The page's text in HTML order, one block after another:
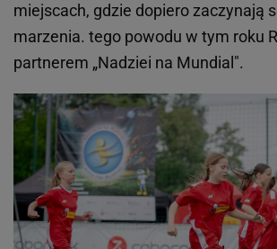
miejscach, gdzie dopiero zaczynają
marzenia. tego powodu w tym roku
partnerem „Nadziei na Mundial".